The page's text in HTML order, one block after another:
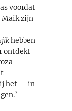
voordat
Maik zijn
hebben
ontdekt
het — in
–